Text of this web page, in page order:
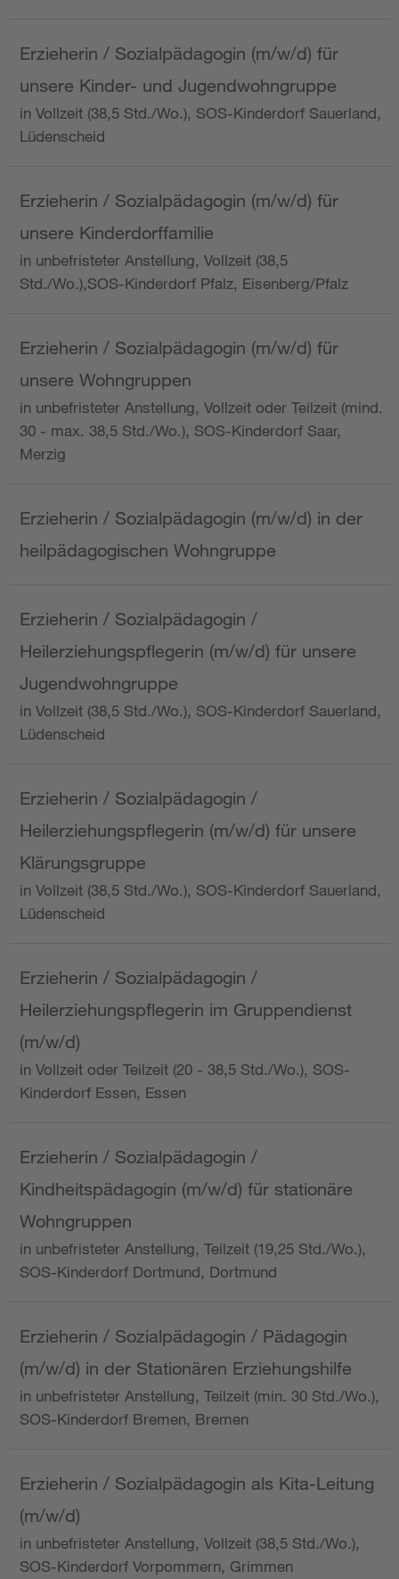
Erzieherin / Sozialpädagogin (m/w/d) für
unsere Kinder- und Jugendwohngruppe
in Vollzeit (38,5 Std./Wo.), SOS-Kinderdorf Sauerland,
Lüdenscheid
Erzieherin / Sozialpädagogin (m/w/d) für
unsere Kinderdorffamilie
in unbefristeter Anstellung, Vollzeit (38,5
Std./Wo.),SOS-Kinderdorf Pfalz, Eisenberg/Pfalz
Erzieherin / Sozialpädagogin (m/w/d) für
unsere Wohngruppen
in unbefristeter Anstellung, Vollzeit oder Teilzeit (mind.
30 - max. 38,5 Std./Wo.), SOS-Kinderdorf Saar,
Merzig
Erzieherin / Sozialpädagogin (m/w/d) in der
heilpädagogischen Wohngruppe
Erzieherin / Sozialpädagogin /
Heilerziehungspflegerin (m/w/d) für unsere
Jugendwohngruppe
in Vollzeit (38,5 Std./Wo.), SOS-Kinderdorf Sauerland,
Lüdenscheid
Erzieherin / Sozialpädagogin /
Heilerziehungspflegerin (m/w/d) für unsere
Klärungsgruppe
in Vollzeit (38,5 Std./Wo.), SOS-Kinderdorf Sauerland,
Lüdenscheid
Erzieherin / Sozialpädagogin /
Heilerziehungspflegerin im Gruppendienst
(m/w/d)
in Vollzeit oder Teilzeit (20 - 38,5 Std./Wo.), SOS-
Kinderdorf Essen, Essen
Erzieherin / Sozialpädagogin /
Kindheitspädagogin (m/w/d) für stationäre
Wohngruppen
in unbefristeter Anstellung, Teilzeit (19,25 Std./Wo.),
SOS-Kinderdorf Dortmund, Dortmund
Erzieherin / Sozialpädagogin / Pädagogin
(m/w/d) in der Stationären Erziehungshilfe
in unbefristeter Anstellung, Teilzeit (min. 30 Std./Wo.),
SOS-Kinderdorf Bremen, Bremen
Erzieherin / Sozialpädagogin als Kita-Leitung
(m/w/d)
in unbefristeter Anstellung, Vollzeit (38,5 Std./Wo.),
SOS-Kinderdorf Vorpommern, Grimmen